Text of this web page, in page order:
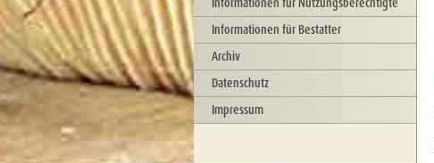
Informationen für Bestatter
Archiv
Datenschutz
Impressum